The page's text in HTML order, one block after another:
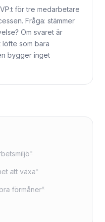
för tre medarbetare
Fråga: stämmer
Om svaret är
som bara
bygger inget
att växa"
förmåner"